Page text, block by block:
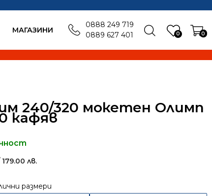
MАГАЗИНИ 0 0
0888 249 719
0889 627 401
240/320 мокетен Олимп
кафяв
179.00 лв.
размери